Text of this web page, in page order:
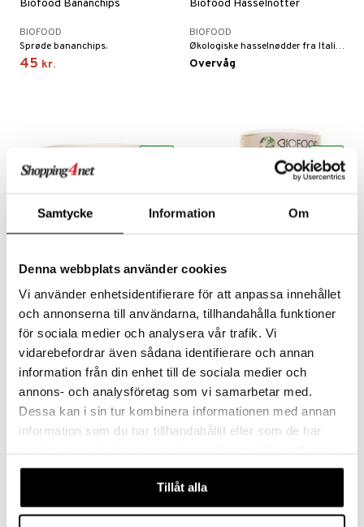
Samtycke Information Om
Denna webbplats använder cookies
Vi använder enhetsidentifierare för att anpassa innehållet
och annonserna till användarna, tillhandahålla funktioner
för sociala medier och analysera vår trafik. Vi
vidarebefordrar även sådana identifierare och annan
information från din enhet till de sociala medier och
annons- och analysföretag som vi samarbetar med.
Dessa kan i sin tur kombinera informationen med annan
information som du har tillhandahållit eller som de har
våra cookies vid fortsatt användande av vår webbplats.
Tillåt alla
Biofood Bananchips
BIOFOOD
Sprøde bananchips.
45 kr.
Biofood Hasselnötter
BIOFOOD
Økologiske hasselnødder fra Italien.
Overvåg
Biofood Kokosolja Doftfri
BIOFOOD
Økologisk kokosfedt fra Biofood som du med fordel kan anvende ved tilberedning af retter, hvor man ikke ønsker kokossens naturlige aroma og smag.
45 kr.
Biofood Lantbuljong
BIOFOOD
fra59 kr.